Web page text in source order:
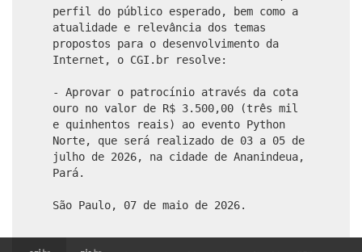
perfil do público esperado, bem como a
atualidade e relevância dos temas
propostos para o desenvolvimento da
Internet, o CGI.br resolve:
- Aprovar o patrocínio através da cota
ouro no valor de R$ 3.500,00 (três mil
e quinhentos reais) ao evento Python
Norte, que será realizado de 03 a 05 de
julho de 2026, na cidade de Ananindeua,
Pará.
São Paulo, 07 de maio de 2026.